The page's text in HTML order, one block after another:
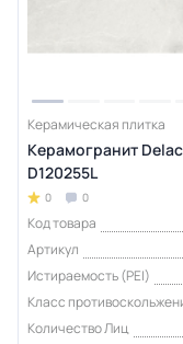
Керамическая плитка
Керамогранит
D120255L
0 0
Код товара
Артикул
Истираемость (PEI)
Класс
Количество Лиц